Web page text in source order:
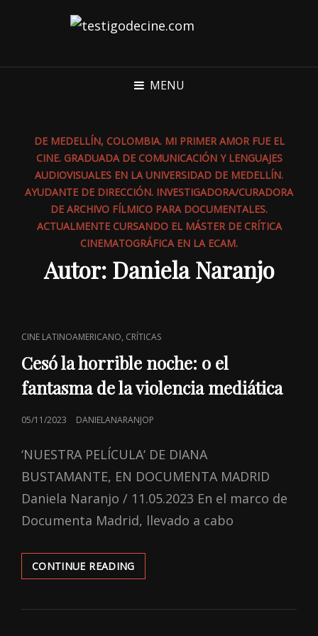
MENU
DE MEDELLÍN, COLOMBIA. MI PRIMER AMOR FUE EL
CINE. GRADUADA DE COMUNICACIÓN Y LENGUAJES
AUDIOVISUALES EN LA UNIVERSIDAD DE MEDELLÍN.
AYUDANTE DE DIRECCIÓN. INVESTIGADORA/CURADORA
DE ARCHIVO FÍLMICO PARA DOCUMENTALES.
ACTUALMENTE CURSANDO EL MÁSTER DE CRÍTICA
CINEMATOGRÁFICA EN LA ECAM.
Autor: Daniela Naranjo
CAT
LINKS
CINE LATINOAMERICANO, CRÍTICAS
Cesó la horrible noche: o el
fantasma de la violencia mediática
POSTED
05/11/2023 DANIELANARANJOP
‘NUESTRA PELÍCULA‘ DE DIANA
BUSTAMANTE, EN DOCUMENTA MADRID
Daniela Naranjo / 11.05.2023 En el marco de
Documenta Madrid, llevado a cabo
CONTINUE READINGCESÓ
LA
NOCHE: